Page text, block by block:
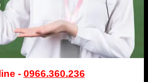
- 0966.360.236